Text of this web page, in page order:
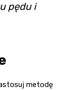
pędu i
metodę